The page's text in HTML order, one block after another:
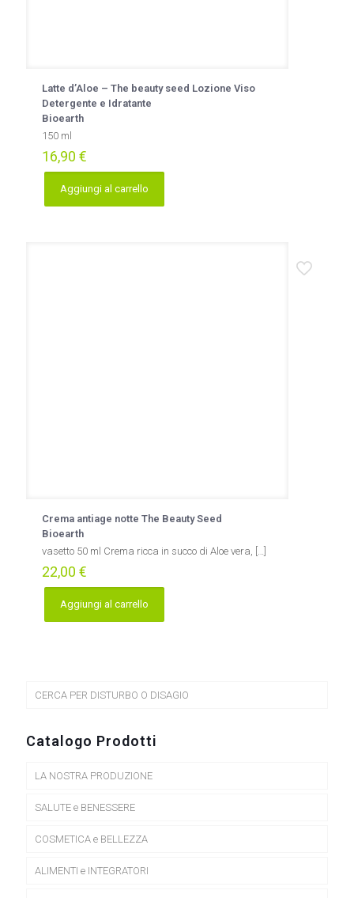
Latte d’Aloe – The beauty seed Lozione Viso
Detergente e Idratante
Bioearth
150 ml
16,90 €
Aggiungi al carrello
Crema antiage notte The Beauty Seed
Bioearth
vasetto 50 ml Crema ricca in succo di Aloe vera, […]
22,00 €
Aggiungi al carrello
CERCA PER DISTURBO O DISAGIO
Catalogo Prodotti
LA NOSTRA PRODUZIONE
SALUTE e BENESSERE
COSMETICA e BELLEZZA
ALIMENTI e INTEGRATORI